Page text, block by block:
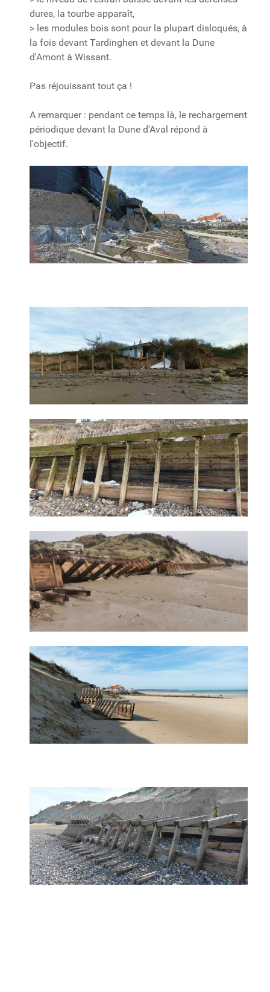
dures, la tourbe apparaît,
> les modules bois sont pour la plupart disloqués, à
la fois devant Tardinghen et devant la Dune
d'Amont à Wissant.
Pas réjouissant tout ça !
A remarquer : pendant ce temps là, le rechargement
périodique devant la Dune d'Aval répond à
l'objectif.